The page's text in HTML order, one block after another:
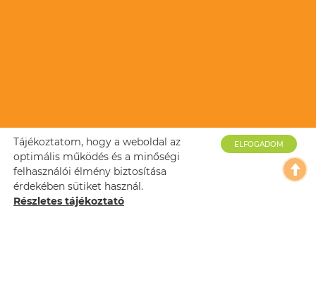
Tájékoztatom, hogy a weboldal az
optimális működés és a minőségi
felhasználói élmény biztosítása
érdekében sütiket használ.
Részletes tájékoztató
ELFOGADOM